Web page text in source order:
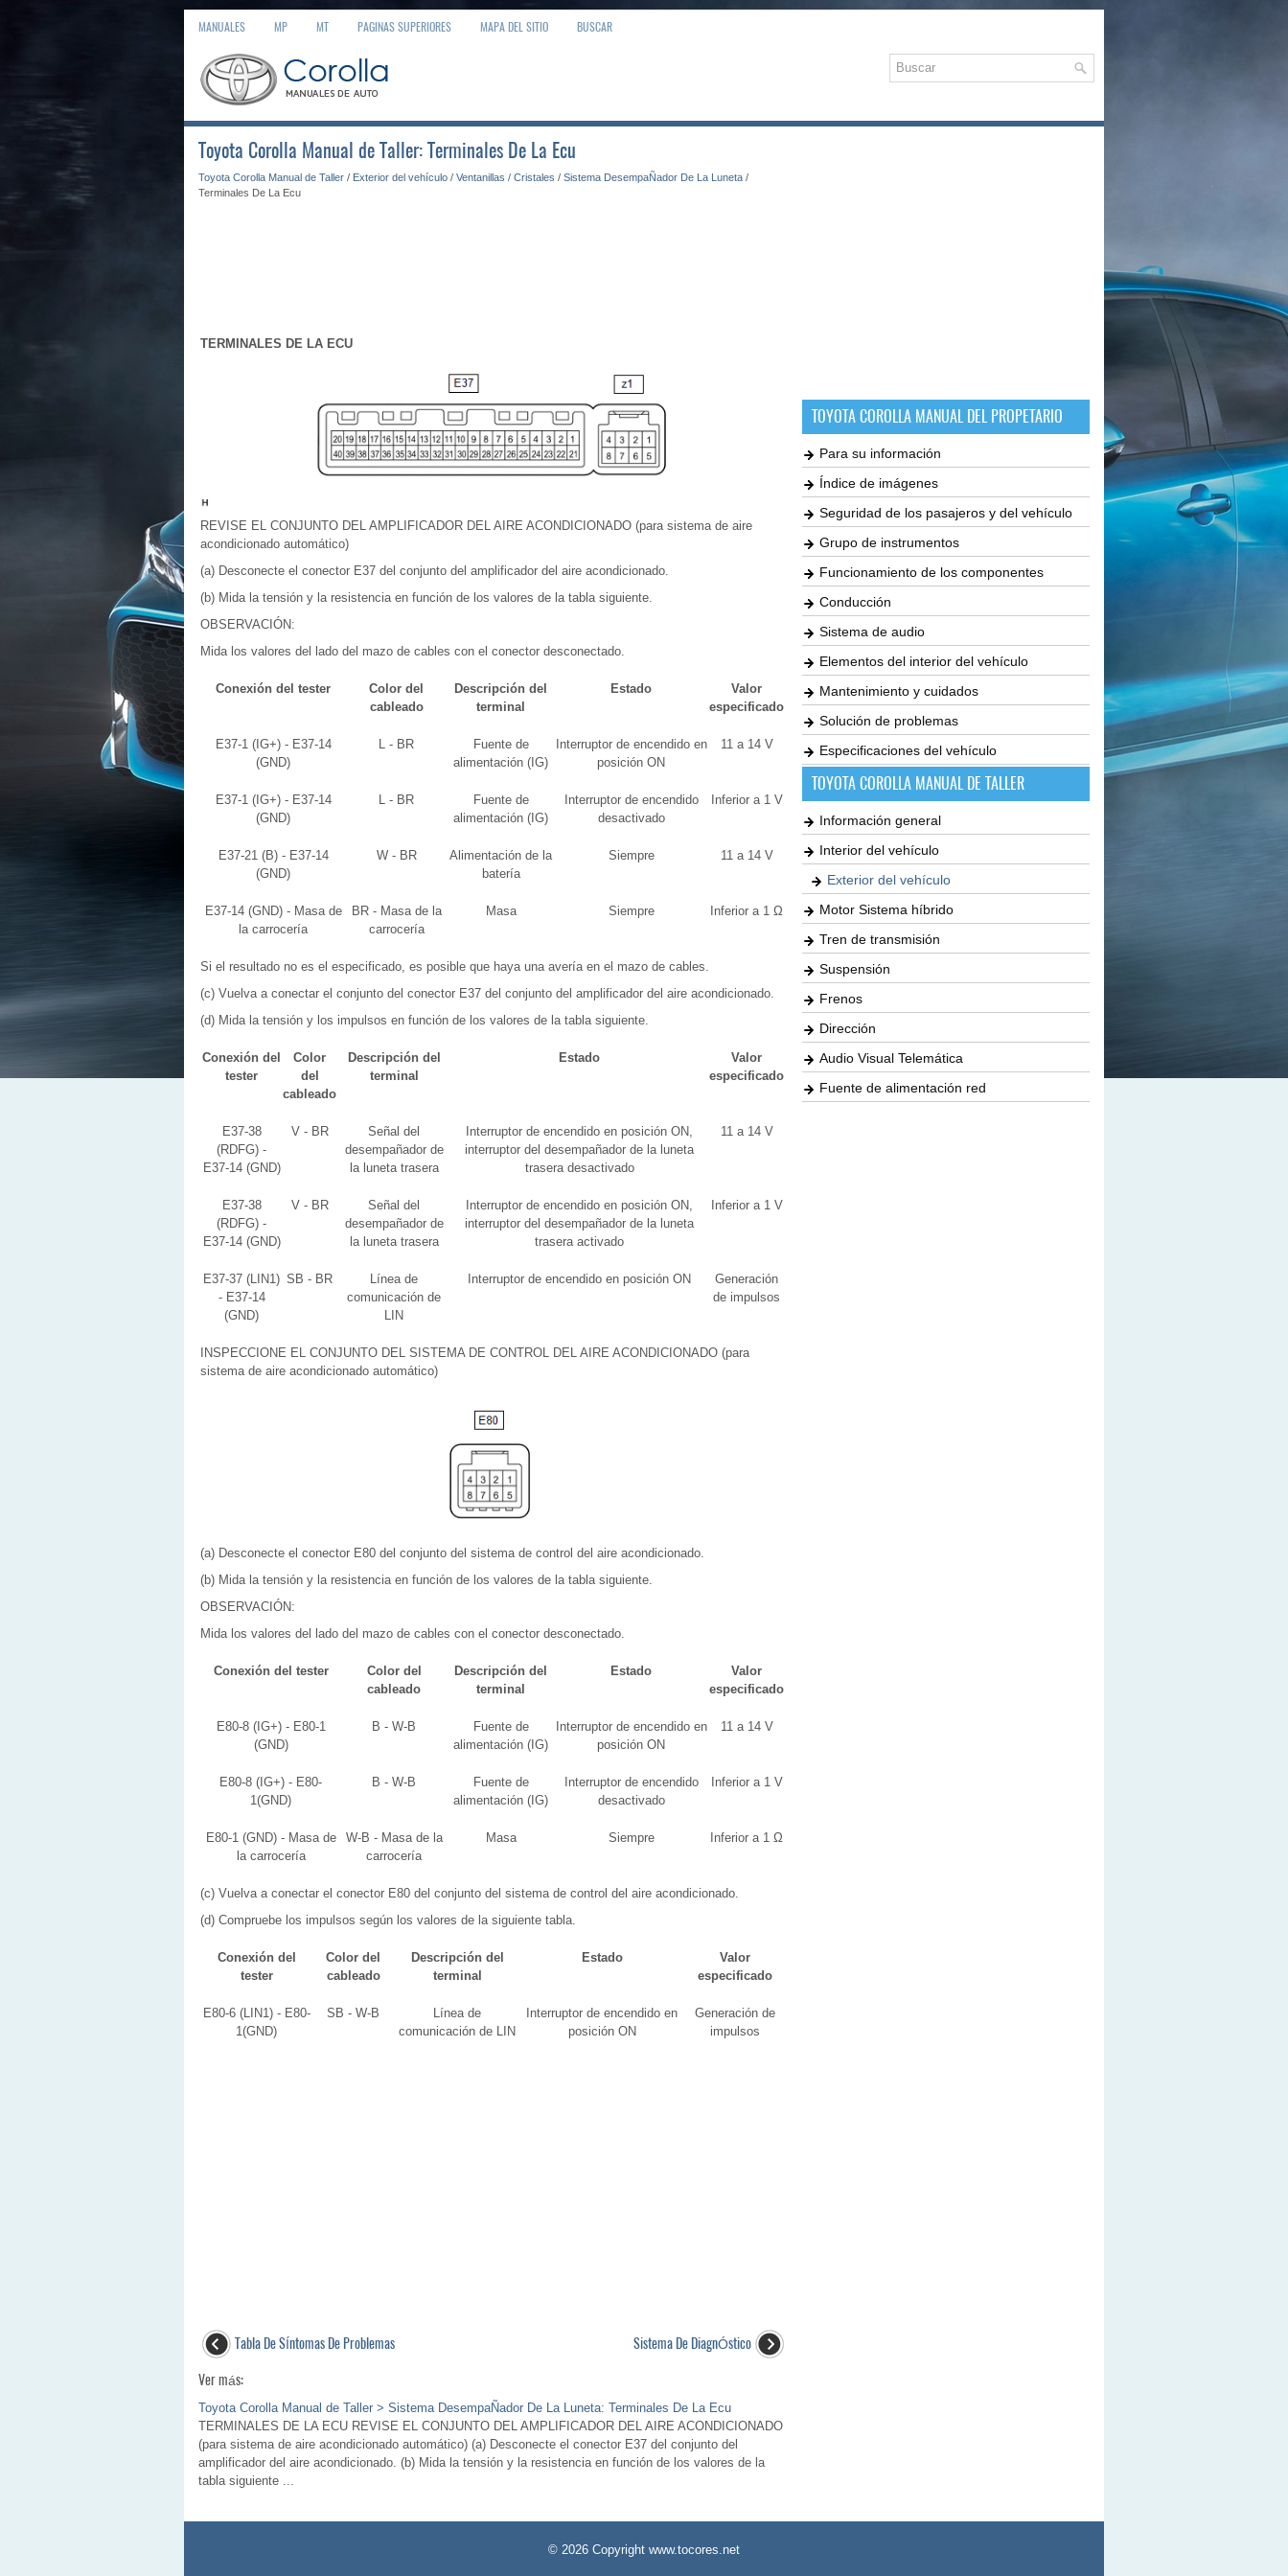
MANUALES MP MT PAGINAS SUPERIORES MAPA DEL SITIO BUSCAR
Toyota Corolla Manual de Taller: Terminales De La Ecu
Toyota Corolla Manual de Taller / Exterior del vehículo / Ventanillas / Cristales / Sistema DesempaÑador De La Luneta /
Terminales De La Ecu
TERMINALES DE LA ECU
REVISE EL CONJUNTO DEL AMPLIFICADOR DEL AIRE ACONDICIONADO (para sistema de aire
acondicionado automático)
(a) Desconecte el conector E37 del conjunto del amplificador del aire acondicionado.
(b) Mida la tensión y la resistencia en función de los valores de la tabla siguiente.
OBSERVACIÓN:
Mida los valores del lado del mazo de cables con el conector desconectado.
Conexión del tester
Color del
cableado
Descripción del
terminal
Estado
Valor
especificado
E37-1 (IG+) - E37-14
(GND)
L - BR
Fuente de
alimentación (IG)
Interruptor de encendido en
posición ON
11 a 14 V
E37-1 (IG+) - E37-14
(GND)
L - BR
Fuente de
alimentación (IG)
Interruptor de encendido
desactivado
Inferior a 1 V
E37-21 (B) - E37-14
(GND)
W - BR
Alimentación de la
batería
Siempre 11 a 14 V
E37-14 (GND) - Masa de
la carrocería
BR - Masa de la
carrocería
Masa Siempre Inferior a 1 Ω
Si el resultado no es el especificado, es posible que haya una avería en el mazo de cables.
(c) Vuelva a conectar el conjunto del conector E37 del conjunto del amplificador del aire acondicionado.
(d) Mida la tensión y los impulsos en función de los valores de la tabla siguiente.
Conexión del
tester
Color
del
cableado
Descripción del
terminal
Estado
Valor
especificado
E37-38
(RDFG) -
E37-14 (GND)
V - BR
Señal del
desempañador de
la luneta trasera
Interruptor de encendido en posición ON,
interruptor del desempañador de la luneta
trasera desactivado
11 a 14 V
E37-38
(RDFG) -
E37-14 (GND)
V - BR
Señal del
desempañador de
la luneta trasera
Interruptor de encendido en posición ON,
interruptor del desempañador de la luneta
trasera activado
Inferior a 1 V
E37-37 (LIN1)
- E37-14
(GND)
SB - BR
Línea de
comunicación de
LIN
Interruptor de encendido en posición ON
Generación
de impulsos
INSPECCIONE EL CONJUNTO DEL SISTEMA DE CONTROL DEL AIRE ACONDICIONADO (para
sistema de aire acondicionado automático)
(a) Desconecte el conector E80 del conjunto del sistema de control del aire acondicionado.
(b) Mida la tensión y la resistencia en función de los valores de la tabla siguiente.
OBSERVACIÓN:
Mida los valores del lado del mazo de cables con el conector desconectado.
Conexión del tester
Color del
cableado
Descripción del
terminal
Estado
Valor
especificado
E80-8 (IG+) - E80-1
(GND)
B - W-B
Fuente de
alimentación (IG)
Interruptor de encendido en
posición ON
11 a 14 V
E80-8 (IG+) - E80-
1(GND)
B - W-B
Fuente de
alimentación (IG)
Interruptor de encendido
desactivado
Inferior a 1 V
E80-1 (GND) - Masa de
la carrocería
W-B - Masa de la
carrocería
Masa Siempre Inferior a 1 Ω
(c) Vuelva a conectar el conector E80 del conjunto del sistema de control del aire acondicionado.
(d) Compruebe los impulsos según los valores de la siguiente tabla.
Conexión del
tester
Color del
cableado
Descripción del
terminal
Estado
Valor
especificado
E80-6 (LIN1) - E80-
1(GND)
SB - W-B
Línea de
comunicación de LIN
Interruptor de encendido en
posición ON
Generación de
impulsos
Tabla De SÍntomas De Problemas
Sistema De DiagnÓstico
Ver más:
Toyota Corolla Manual de Taller > Sistema DesempaÑador De La Luneta: Terminales De La Ecu
TERMINALES DE LA ECU REVISE EL CONJUNTO DEL AMPLIFICADOR DEL AIRE ACONDICIONADO
(para sistema de aire acondicionado automático) (a) Desconecte el conector E37 del conjunto del
amplificador del aire acondicionado. (b) Mida la tensión y la resistencia en función de los valores de la
tabla siguiente ...
TOYOTA COROLLA MANUAL DEL PROPETARIO
Para su información
Índice de imágenes
Seguridad de los pasajeros y del vehículo
Grupo de instrumentos
Funcionamiento de los componentes
Conducción
Sistema de audio
Elementos del interior del vehículo
Mantenimiento y cuidados
Solución de problemas
Especificaciones del vehículo
TOYOTA COROLLA MANUAL DE TALLER
Información general
Interior del vehículo
Exterior del vehículo
Motor Sistema híbrido
Tren de transmisión
Suspensión
Frenos
Dirección
Audio Visual Telemática
Fuente de alimentación red
© 2026 Copyright www.tocores.net